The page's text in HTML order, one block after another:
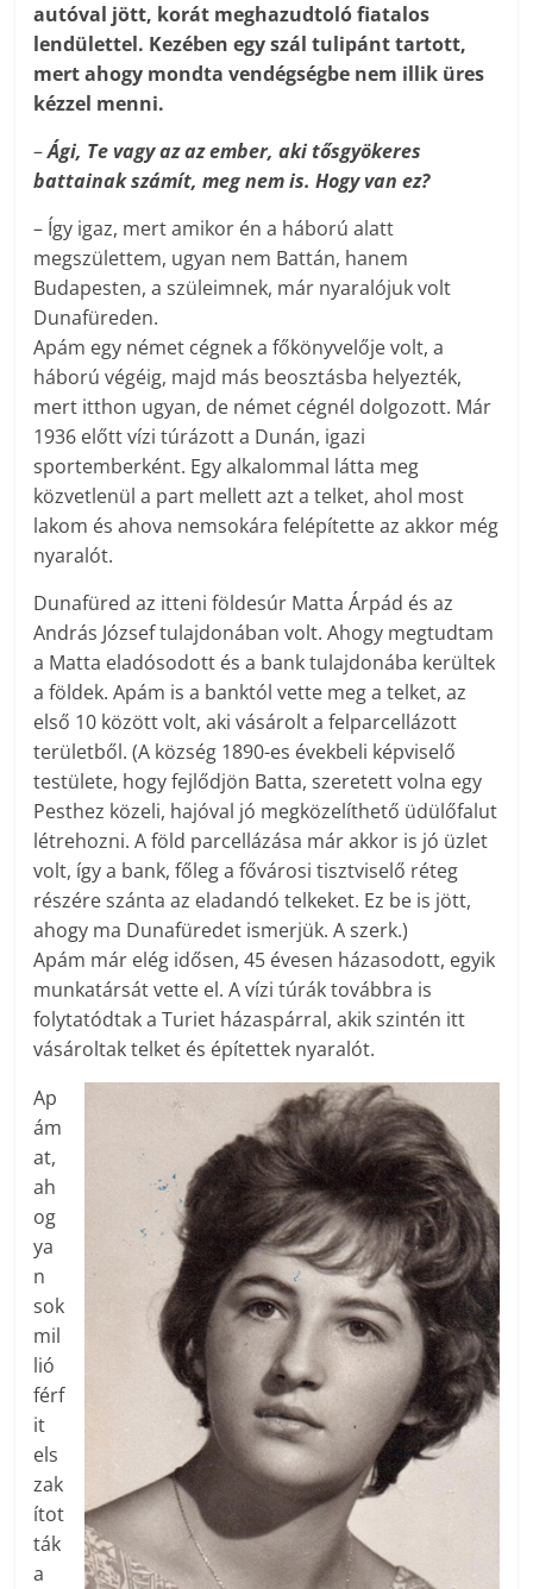
autóval jött, korát meghazudtoló fiatalos
lendülettel. Kezében egy szál tulipánt tartott,
mert ahogy mondta vendégségbe nem illik üres
kézzel menni.
–Ági, Te vagy az az ember, aki tősgyökeres
battainak számít, meg nem is. Hogy van ez?
– Így igaz, mert amikor én a háború alatt
megszülettem, ugyan nem Battán, hanem
Budapesten, a szüleimnek, már nyaralójuk volt
Dunafüreden.
Apám egy német cégnek a főkönyvelője volt, a
háború végéig, majd más beosztásba helyezték,
mert itthon ugyan, de német cégnél dolgozott. Már
1936 előtt vízi túrázott a Dunán, igazi
sportemberként. Egy alkalommal látta meg
közvetlenül a part mellett azt a telket, ahol most
lakom és ahova nemsokára felépítette az akkor még
nyaralót.
Dunafüred az itteni földesúr Matta Árpád és az
András József tulajdonában volt. Ahogy megtudtam
a Matta eladósodott és a bank tulajdonába kerültek
a földek. Apám is a banktól vette meg a telket, az
első 10 között volt, aki vásárolt a felparcellázott
területből. (A község 1890-es évekbeli képviselő
testülete, hogy fejlődjön Batta, szeretett volna egy
Pesthez közeli, hajóval jó megközelíthető üdülőfalut
létrehozni. A föld parcellázása már akkor is jó üzlet
volt, így a bank, főleg a fővárosi tisztviselő réteg
részére szánta az eladandó telkeket. Ez be is jött,
ahogy ma Dunafüredet ismerjük. A szerk.)
Apám már elég idősen, 45 évesen házasodott, egyik
munkatársát vette el. A vízi túrák továbbra is
folytatódtak a Turiet házaspárral, akik szintén itt
vásároltak telket és építettek nyaralót.
Ap
ám
at,
ah
og
ya
n
sok
mil
lió
férf
it
els
zak
ítot
ták
a